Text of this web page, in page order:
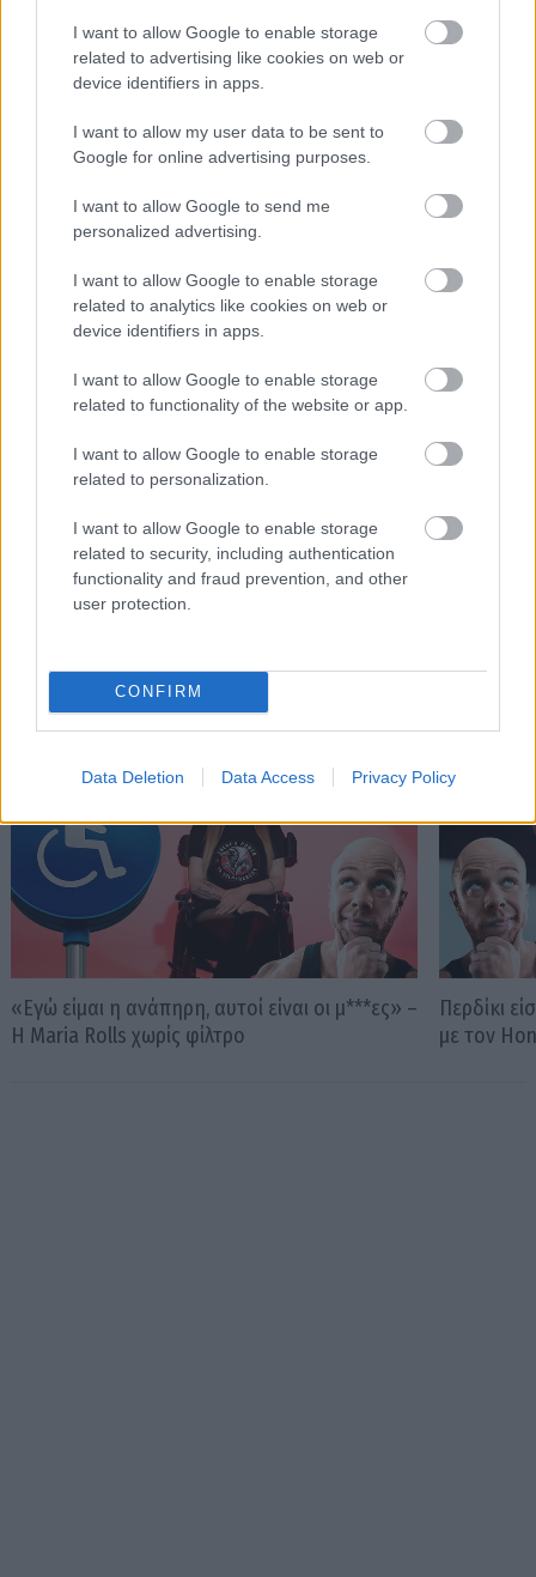
I want to allow Google to enable storage
related to advertising like cookies on web or
device identifiers in apps.
I want to allow my user data to be sent to
Google for online advertising purposes.
I want to allow Google to send me
personalized advertising.
I want to allow Google to enable storage
related to analytics like cookies on web or
device identifiers in apps.
I want to allow Google to enable storage
related to functionality of the website or app.
I want to allow Google to enable storage
related to personalization.
I want to allow Google to enable storage
related to security, including authentication
functionality and fraud prevention, and other
user protection.
CONFIRM
Data Deletion Data Access Privacy Policy
Διαβάστε επίσης
Δήμου Αθηναίων
Σάκης
σταθερός
PODCASTS
«Εγώ είμαι η ανάπηρη, αυτοί είναι οι μ***ες» –
Η Maria Rolls χωρίς φίλτρο
Περδίκι
με τον